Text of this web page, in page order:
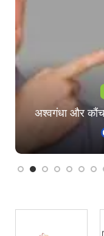
अश्वगंधा और